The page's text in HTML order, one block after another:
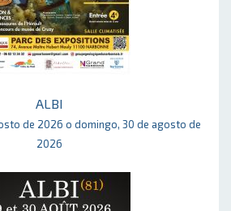
ALBI
de 2026 o domingo, 30 de agosto de
2026